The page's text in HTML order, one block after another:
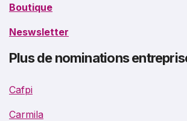
Boutique
Neswsletter
Plus de nominations
Cafpi
Carmila